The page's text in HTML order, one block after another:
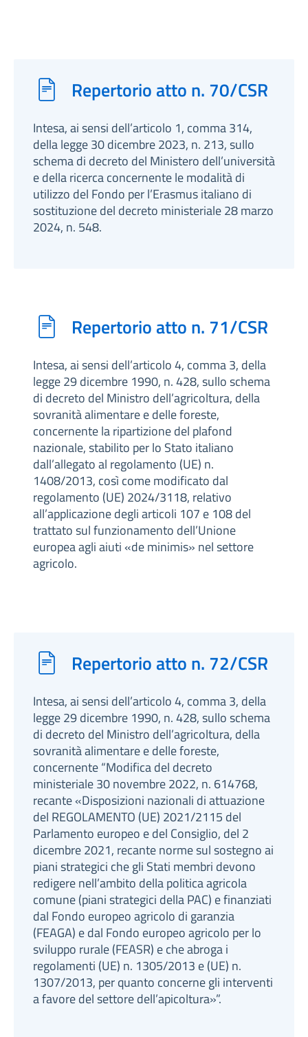
Repertorio atto n. 70/CSR
Intesa, ai sensi dell’articolo 1, comma 314,
della legge 30 dicembre 2023, n. 213, sullo
schema di decreto del Ministero dell’università
e della ricerca concernente le modalità di
utilizzo del Fondo per l’Erasmus italiano di
sostituzione del decreto ministeriale 28 marzo
2024, n. 548.
Repertorio atto n. 71/CSR
Intesa, ai sensi dell’articolo 4, comma 3, della
legge 29 dicembre 1990, n. 428, sullo schema
di decreto del Ministro dell’agricoltura, della
sovranità alimentare e delle foreste,
concernente la ripartizione del plafond
nazionale, stabilito per lo Stato italiano
dall’allegato al regolamento (UE) n.
1408/2013, così come modificato dal
regolamento (UE) 2024/3118, relativo
all’applicazione degli articoli 107 e 108 del
trattato sul funzionamento dell’Unione
europea agli aiuti «de minimis» nel settore
agricolo.
Repertorio atto n. 72/CSR
Intesa, ai sensi dell’articolo 4, comma 3, della
legge 29 dicembre 1990, n. 428, sullo schema
di decreto del Ministro dell’agricoltura, della
sovranità alimentare e delle foreste,
concernente “Modifica del decreto
ministeriale 30 novembre 2022, n. 614768,
recante «Disposizioni nazionali di attuazione
del REGOLAMENTO (UE) 2021/2115 del
Parlamento europeo e del Consiglio, del 2
dicembre 2021, recante norme sul sostegno ai
piani strategici che gli Stati membri devono
redigere nell’ambito della politica agricola
comune (piani strategici della PAC) e finanziati
dal Fondo europeo agricolo di garanzia
(FEAGA) e dal Fondo europeo agricolo per lo
sviluppo rurale (FEASR) e che abroga i
regolamenti (UE) n. 1305/2013 e (UE) n.
1307/2013, per quanto concerne gli interventi
a favore del settore dell’apicoltura»”.